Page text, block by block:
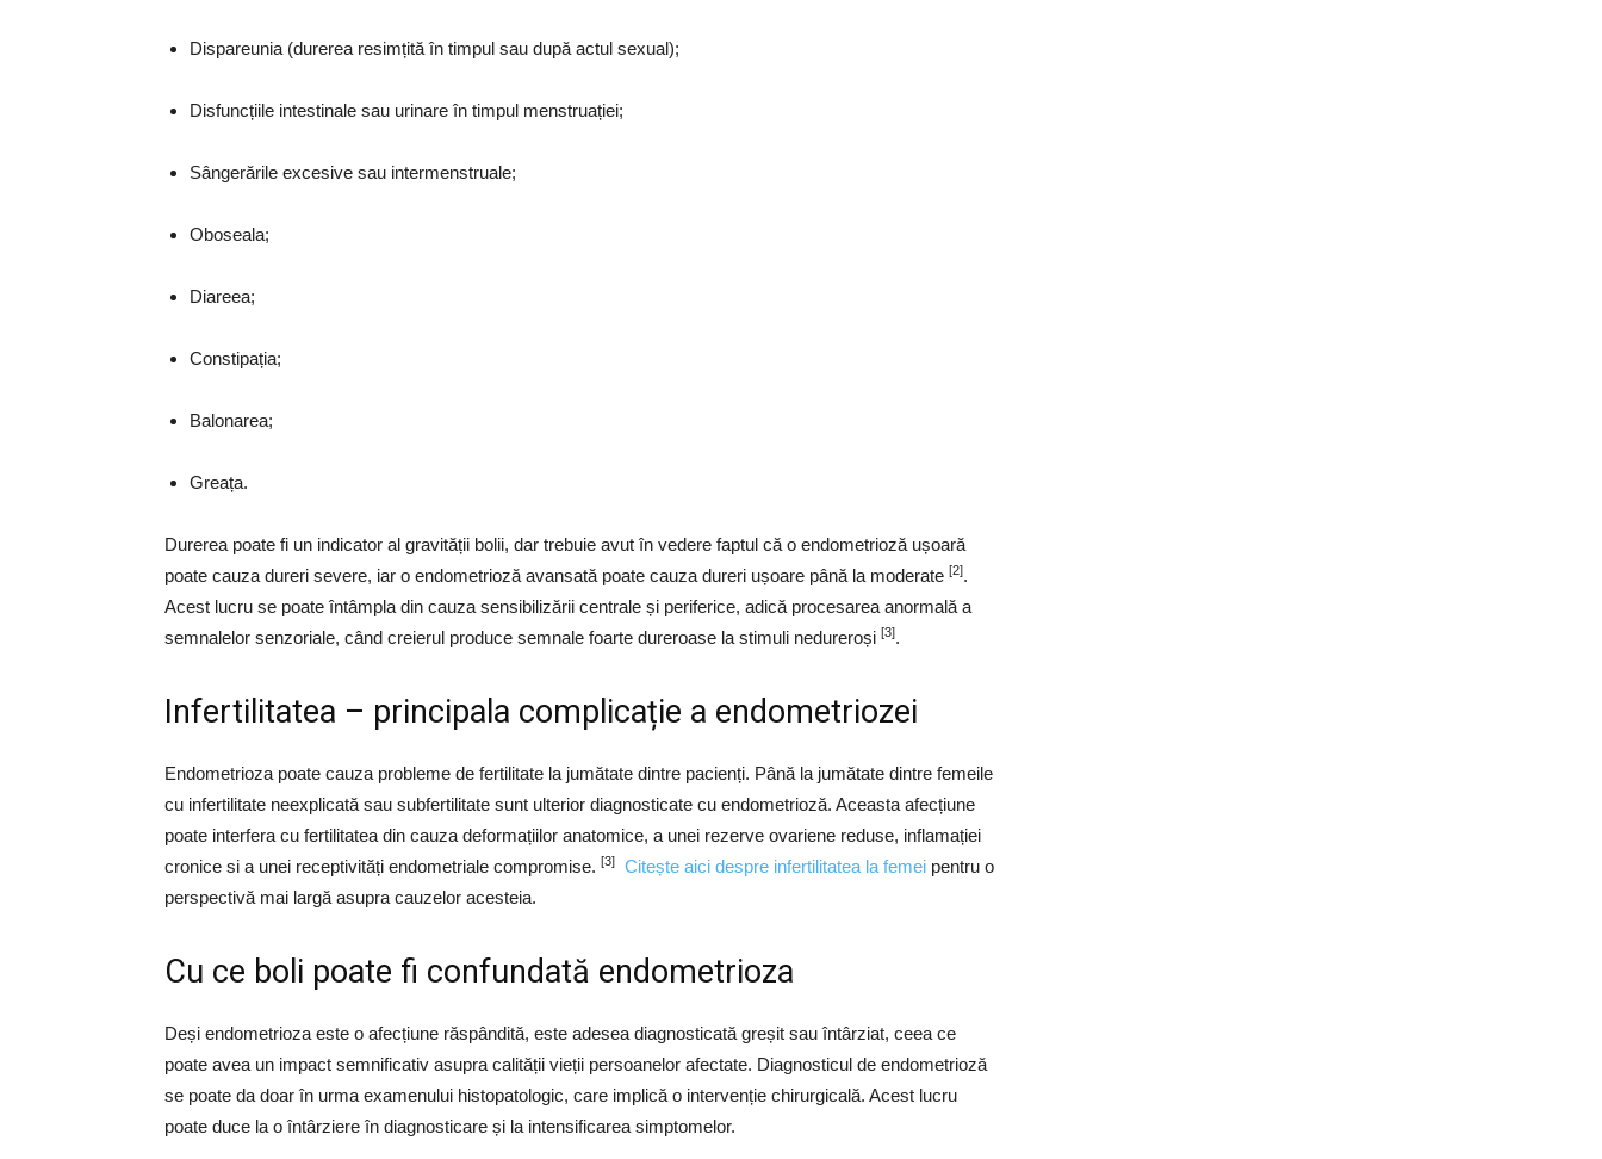
Dispareunia (durerea resimțită în timpul sau după actul sexual);
Disfuncțiile intestinale sau urinare în timpul menstruației;
Sângerările excesive sau intermenstruale;
Oboseala;
Diareea;
Constipația;
Balonarea;
Greața.
Durerea poate fi un indicator al gravității bolii, dar trebuie avut în vedere faptul că o endometrioză ușoară
poate cauza dureri severe, iar o endometrioză avansată poate cauza dureri ușoare până la moderate [2].
Acest lucru se poate întâmpla din cauza sensibilizării centrale și periferice, adică procesarea anormală a
semnalelor senzoriale, când creierul produce semnale foarte dureroase la stimuli nedureroși [3].
Infertilitatea – principala complicație a endometriozei
Endometrioza poate cauza probleme de fertilitate la jumătate dintre pacienți. Până la jumătate dintre femeile
cu infertilitate neexplicată sau subfertilitate sunt ulterior diagnosticate cu endometrioză. Aceasta afecțiune
poate interfera cu fertilitatea din cauza deformațiilor anatomice, a unei rezerve ovariene reduse, inflamației
cronice si a unei receptivități endometriale compromise. [3] Citește aici despre infertilitatea la femei pentru o
perspectivă mai largă asupra cauzelor acesteia.
Cu ce boli poate fi confundată endometrioza
Deși endometrioza este o afecțiune răspândită, este adesea diagnosticată greșit sau întârziat, ceea ce
poate avea un impact semnificativ asupra calității vieții persoanelor afectate. Diagnosticul de endometrioză
se poate da doar în urma examenului histopatologic, care implică o intervenție chirurgicală. Acest lucru
poate duce la o întârziere în diagnosticare și la intensificarea simptomelor.